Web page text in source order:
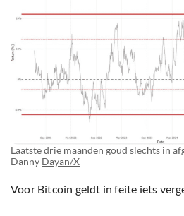
Laatste drie maanden goud slechts in
Danny Dayan/X
Voor Bitcoin geldt in feite iets